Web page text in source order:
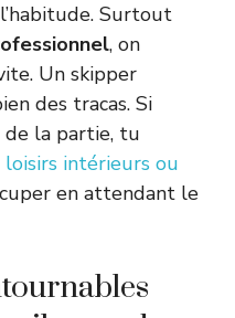
Surtout
, on
Un skipper
des tracas. Si
de la partie, tu
loisirs intérieurs ou
en attendant le